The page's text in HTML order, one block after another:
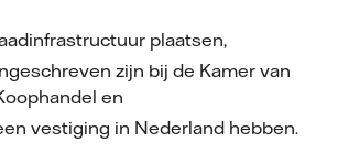
plaatsen,
zijn bij de Kamer van
en
vestiging in Nederland hebben.